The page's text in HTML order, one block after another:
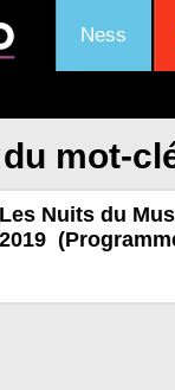
Ness
mot-
Les Nuits du
2019